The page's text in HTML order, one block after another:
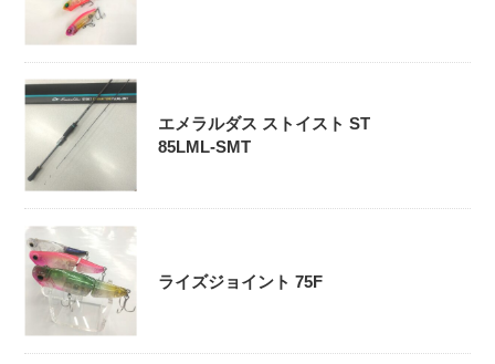
エメラルダス ストイスト ST
85LML-SMT
ライズジョイント 75F